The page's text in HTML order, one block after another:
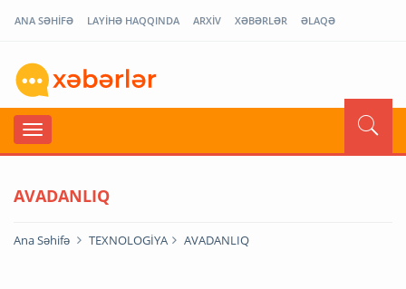
ANA SƏHİFƏ LAYİHƏ HAQQINDA ARXİV XƏBƏRLƏR ƏLAQƏ
AVADANLIQ
Ana Səhifə TEXNOLOGİYA AVADANLIQ